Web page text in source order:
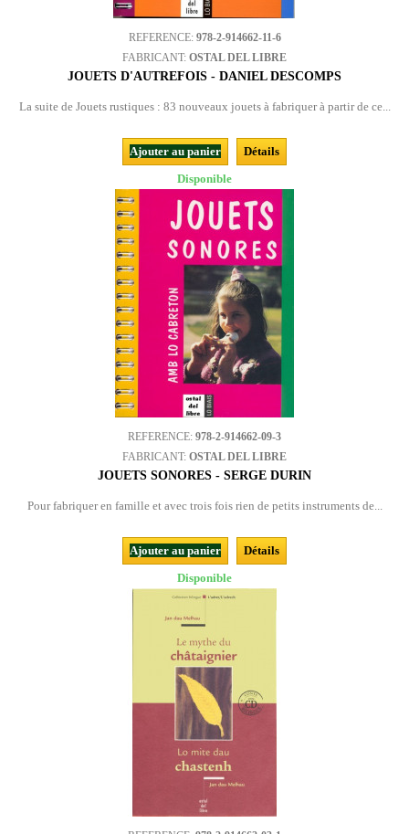
REFERENCE: 978-2-914662-11-6
FABRICANT: OSTAL DEL LIBRE
JOUETS D'AUTREFOIS - DANIEL DESCOMPS
La suite de Jouets rustiques : 83 nouveaux jouets à fabriquer à partir de ce...
Ajouter au panier
Détails
Disponible
REFERENCE: 978-2-914662-09-3
FABRICANT: OSTAL DEL LIBRE
JOUETS SONORES - SERGE DURIN
Pour fabriquer en famille et avec trois fois rien de petits instruments de...
Ajouter au panier
Détails
Disponible